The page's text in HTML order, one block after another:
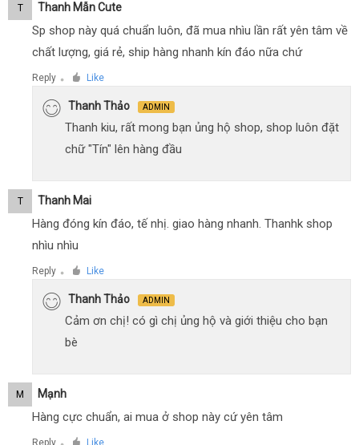
T Thanh Mẫn Cute
Sp shop này quá chuẩn luôn, đã mua nhìu lần rất yên tâm về
chất lượng, giá rẻ, ship hàng nhanh kín đáo nữa chứ
Reply ● Like
Thanh Thảo ADMIN
Thanh kiu, rất mong bạn ủng hộ shop, shop luôn đặt
chữ "Tín" lên hàng đầu
T Thanh Mai
Hàng đóng kín đáo, tế nhị. giao hàng nhanh. Thanhk shop
nhìu nhìu
Reply ● Like
Thanh Thảo ADMIN
Cảm ơn chị! có gì chị ủng hộ và giới thiệu cho bạn
bè
M Mạnh
Hàng cực chuẩn, ai mua ở shop này cứ yên tâm